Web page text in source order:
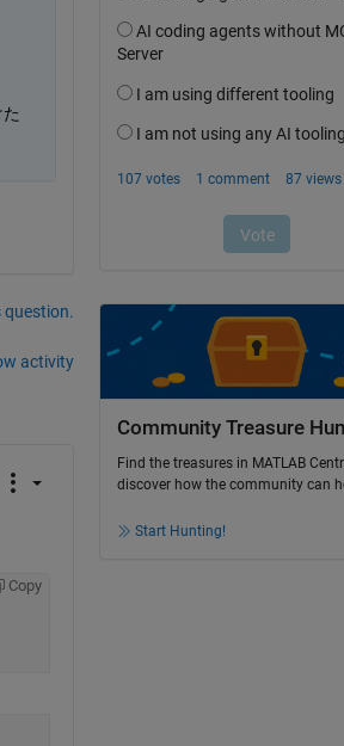
question.
activity
Copy
Community Treasure
Find the treasures in MATLAB
discover how the community can
Start Hunting!